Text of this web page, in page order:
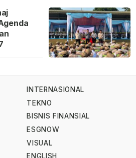
INTERNASIONAL
TEKNO
BISNIS FINANSIAL
ESGNOW
VISUAL
ENGLISH